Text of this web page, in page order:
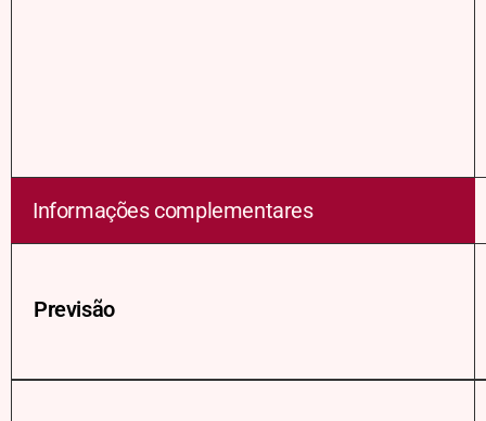
Informações complementares
Previsão